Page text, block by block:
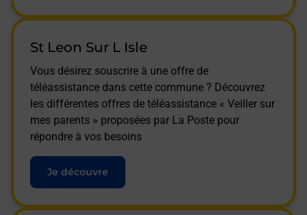
St Leon Sur L Isle
Vous désirez souscrire à une offre de
téléassistance dans cette commune ? Découvrez
les différentes offres de téléassistance « Veiller sur
mes parents » proposées par La Poste pour
répondre à vos besoins
Je découvre